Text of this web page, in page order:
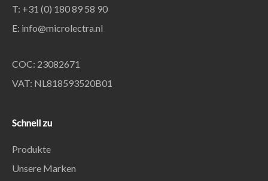
T: +31 (0) 180 89 58 90
E: info@microlectra.nl
COC: 23082671
VAT: NL818593520B01
Schnell zu
Produkte
Unsere Marken